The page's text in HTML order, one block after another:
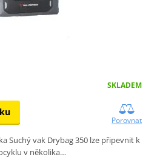
SKLADEM
Porovnat
Suchý vak Drybag 350 lze připevnit k
v několika…